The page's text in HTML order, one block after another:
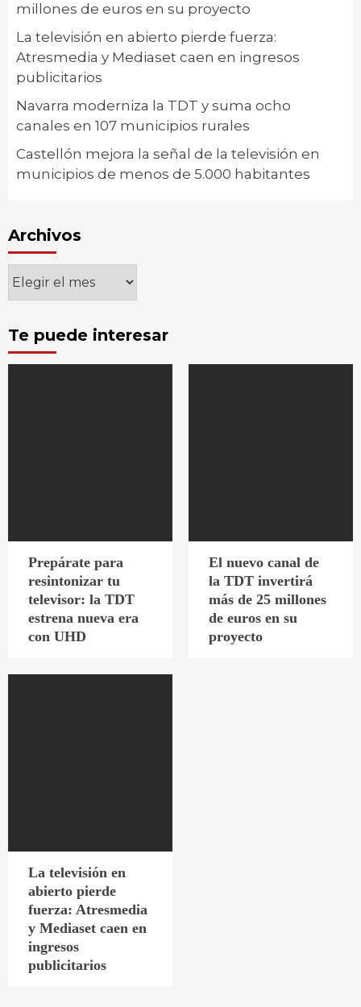
millones de euros en su proyecto
La televisión en abierto pierde fuerza:
Atresmedia y Mediaset caen en ingresos
publicitarios
Navarra moderniza la TDT y suma ocho
canales en 107 municipios rurales
Castellón mejora la señal de la televisión en
municipios de menos de 5.000 habitantes
Archivos
Archivos
Te puede interesar
Prepárate para
resintonizar tu
televisor: la TDT
estrena nueva era
con UHD
El nuevo canal de
la TDT invertirá
más de 25 millones
de euros en su
proyecto
La televisión en
abierto pierde
fuerza: Atresmedia
y Mediaset caen en
ingresos
publicitarios